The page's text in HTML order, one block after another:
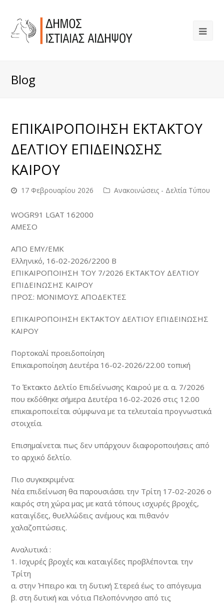
Blog
ΕΠΙΚΑΙΡΟΠΟΙΗΣΗ ΕΚΤΑΚΤΟΥ
ΔΕΛΤΙΟΥ ΕΠΙΔΕΙΝΩΣΗΣ
ΚΑΙΡΟΥ
17 Φεβρουαρίου 2026 Ανακοινώσεις - Δελτία Τύπου
WOGR91 LGAT 162000
ΑΜΕΣΟ
ΑΠΟ ΕΜΥ/ΕΜΚ
Ελληνικό, 16-02-2026/2200 B
ΕΠΙΚΑΙΡΟΠΟΙΗΣΗ ΤΟΥ 7/2026 ΕΚΤΑΚΤΟΥ ΔΕΛΤΙΟΥ
ΕΠΙΔΕΙΝΩΣΗΣ ΚΑΙΡΟΥ
ΠΡΟΣ: ΜΟΝΙΜΟΥΣ ΑΠΟΔΕΚΤΕΣ
ΕΠΙΚΑΙΡΟΠΟΙΗΣΗ ΕΚΤΑΚΤΟΥ ΔΕΛΤΙΟΥ ΕΠΙΔΕΙΝΩΣΗΣ
ΚΑΙΡΟΥ
Πορτοκαλί προειδοποίηση
Επικαιροποίηση Δευτέρα 16-02-2026/22.00 τοπική
Το Έκτακτο Δελτίο Επιδείνωσης Καιρού με α. α. 7/2026
που εκδόθηκε σήμερα Δευτέρα 16-02-2026 στις 12.00
επικαιροποιείται σύμφωνα με τα τελευταία προγνωστικά
στοιχεία.
Επισημαίνεται πως δεν υπάρχουν διαφοροποιήσεις από
το αρχικό δελτίο.
Πιο συγκεκριμένα:
Νέα επιδείνωση θα παρουσιάσει την Τρίτη 17-02-2026 ο
καιρός στη χώρα μας με κατά τόπους ισχυρές βροχές,
καταιγίδες, θυελλώδεις ανέμους και πιθανόν
χαλαζοπτώσεις.
Αναλυτικά :
1. Ισχυρές βροχές και καταιγίδες προβλέπονται την
Τρίτη
α. στην Ήπειρο και τη δυτική Στερεά έως το απόγευμα
β. στη δυτική και νότια Πελοπόννησο από τις